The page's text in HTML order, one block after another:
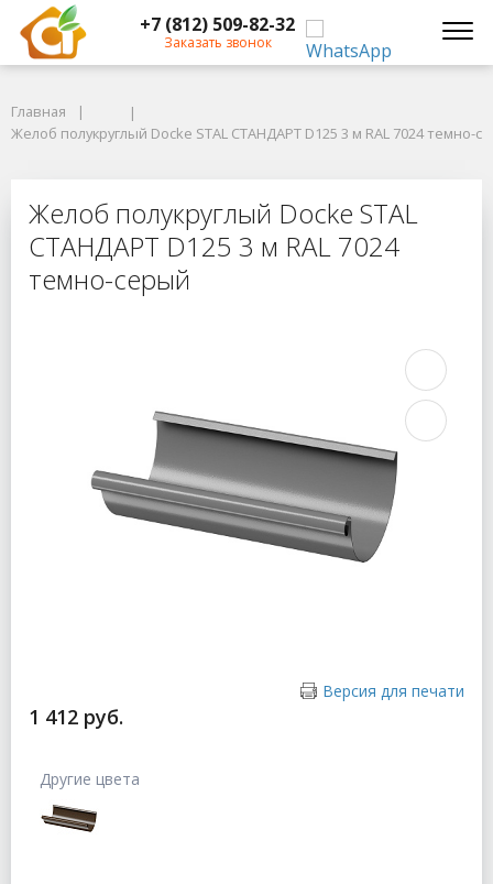
+7 (812) 509-82-32
Заказать звонок
Желоб полукруглый Docke STAL СТАНДАРТ D125 3 м RAL 7024 темно-
Желоб полукруглый Docke STAL
Главная
Желоб полукруглый Docke STAL СТАНДАРТ D125 3 м RAL 7024 темно-
Желоб полукруглый Docke STAL
СТАНДАРТ D125 3 м RAL 7024
темно-серый
Версия для печати
1 412 руб.
Другие цвета